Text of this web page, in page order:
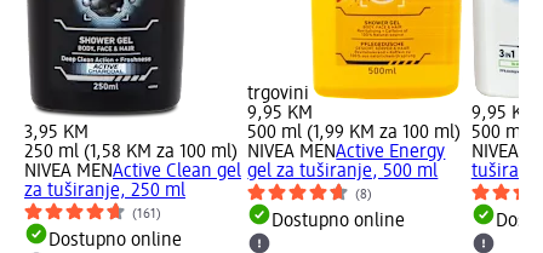
3,95 KM
250 ml (1,58 KM za 100 ml)
NIVEA MENActive Clean gel
za tuširanje, 250 ml
(161)
Dostupno online
trgovini
9,95 KM
500 ml (1,99 KM za 100 ml)
NIVEA MENActive Energy
gel za tuširanje, 500 ml
(8)
Dostupno online
9,95 KM
500 ml
NIVEA